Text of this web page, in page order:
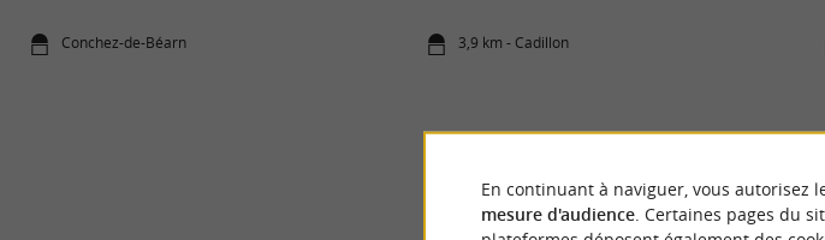
Conchez-de-Béarn 3,9 km - Cadillon
VOUS
En continuant à naviguer, vous autorisez
mesure d'audience. Certaines pages du